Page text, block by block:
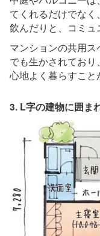
てくれるだけでな
飲んだりと、コミュ
マンションの共用
でも生かされており
心地よく暮らすこと
3. L字の建物に囲ま